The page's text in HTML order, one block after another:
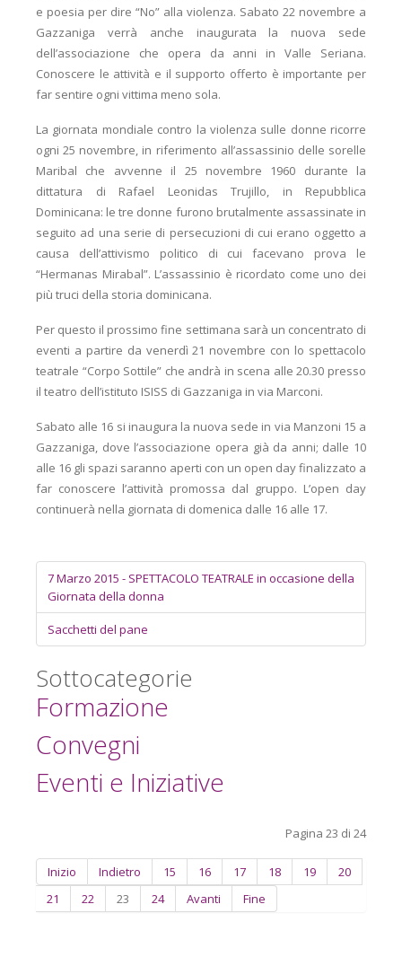
e poesia per dire “No” alla violenza. Sabato 22 novembre a
Gazzaniga verrà anche inaugurata la nuova sede
dell’associazione che opera da anni in Valle Seriana.
Conoscere le attività e il supporto offerto è importante per
far sentire ogni vittima meno sola.
La giornata mondiale contro la violenza sulle donne ricorre
ogni 25 novembre, in riferimento all’assassinio delle sorelle
Maribal che avvenne il 25 novembre 1960 durante la
dittatura di Rafael Leonidas Trujillo, in Repubblica
Dominicana: le tre donne furono brutalmente assassinate in
seguito ad una serie di persecuzioni di cui erano oggetto a
causa dell’attivismo politico di cui facevano prova le
“Hermanas Mirabal”. L’assassinio è ricordato come uno dei
più truci della storia dominicana.
Per questo il prossimo fine settimana sarà un concentrato di
eventi a partire da venerdì 21 novembre con lo spettacolo
teatrale “Corpo Sottile” che andrà in scena alle 20.30 presso
il teatro dell’istituto ISISS di Gazzaniga in via Marconi.
Sabato alle 16 si inaugura la nuova sede in via Manzoni 15 a
Gazzaniga, dove l’associazione opera già da anni; dalle 10
alle 16 gli spazi saranno aperti con un open day finalizzato a
far conoscere l’attività promossa dal gruppo. L’open day
continuerà nella giornata di domenica dalle 16 alle 17.
7 Marzo 2015 - SPETTACOLO TEATRALE in occasione della
Giornata della donna
Sacchetti del pane
Sottocategorie
Formazione
Convegni
Eventi e Iniziative
Pagina 23 di 24
Inizio Indietro 15 16 17 18 19
20
21
22 23 24 Avanti Fine